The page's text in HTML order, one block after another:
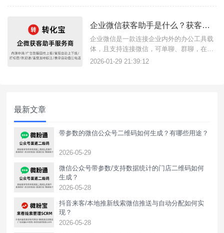
广告目标客户，借助转化宝这款三方获客助
告代投人员或商家用户都可以使用。{转化
宝}数据回传指的是将用户在广告
企业微信获客助手是什么？获客助手如何使用？
企业微信是一款连接企业内外的办公工具载
体，且支持连接微信，可单聊、群聊，在微
信客服中向客户提供服务。获客助手便是链
2026-01-29 21:39:12
最新文章
带参数的微信公众号二维码如何生成？有哪些用途？
2026-05-29
微信公众号带参数/支持数据统计的门店二维码如何
生成？
2026-05-28
抖音来客/本地推新线索微信推送与自动分配如何实
现？
2026-05-28